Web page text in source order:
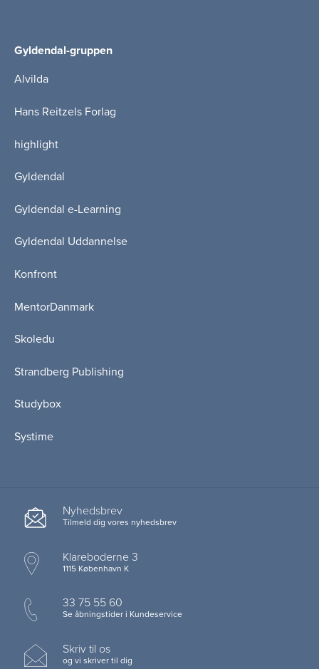
Gyldendal-gruppen
Alvilda
Hans Reitzels Forlag
highlight
Gyldendal
Gyldendal e-Learning
Gyldendal Uddannelse
Konfront
MentorDanmark
Skoledu
Strandberg Publishing
Studybox
Systime
Nyhedsbrev
Tilmeld dig vores nyhedsbrev
Klareboderne 3
1115 København K
33 75 55 60
Se åbningstider i Kundeservice
Skriv til os
og vi skriver til dig